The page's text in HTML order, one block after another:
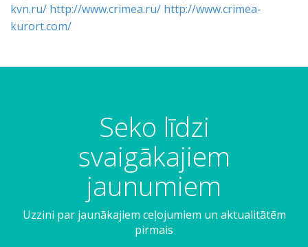
kvn.ru/ http://www.crimea.ru/ http://www.crimea-
kurort.com/
k
l
Seko līdzi
svaigākajiem
jaunumiem
Uzzini par jaunākajiem ceļojumiem un aktualitātēm
pirmais